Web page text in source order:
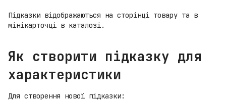
Підказки відображаються на сторінці товару та в
мінікарточці в каталозі.
Як створити підказку для
характеристики
Для створення нової підказки: